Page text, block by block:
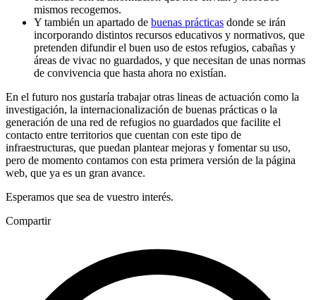
mismos recogemos.
Y también un apartado de buenas prácticas donde se irán
incorporando distintos recursos educativos y normativos, que
pretenden difundir el buen uso de estos refugios, cabañas y
áreas de vivac no guardados, y que necesitan de unas normas
de convivencia que hasta ahora no existían.
En el futuro nos gustaría trabajar otras lineas de actuación como la
investigación, la internacionalización de buenas prácticas o la
generación de una red de refugios no guardados que facilite el
contacto entre territorios que cuentan con este tipo de
infraestructuras, que puedan plantear mejoras y fomentar su uso,
pero de momento contamos con esta primera versión de la página
web, que ya es un gran avance.
Esperamos que sea de vuestro interés.
Compartir